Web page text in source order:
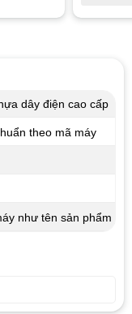
dây điện cao cấp
theo mã máy
như tên sản phẩm